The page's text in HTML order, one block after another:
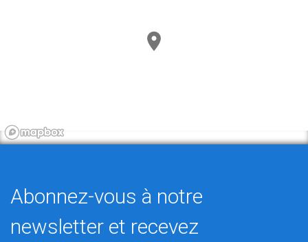
Abonnez-vous à notre
newsletter et recevez